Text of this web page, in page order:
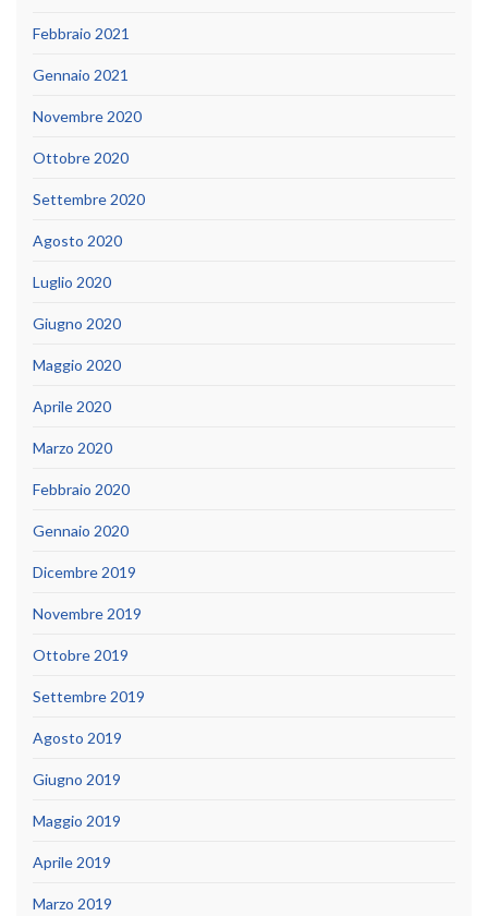
Febbraio 2021
Gennaio 2021
Novembre 2020
Ottobre 2020
Settembre 2020
Agosto 2020
Luglio 2020
Giugno 2020
Maggio 2020
Aprile 2020
Marzo 2020
Febbraio 2020
Gennaio 2020
Dicembre 2019
Novembre 2019
Ottobre 2019
Settembre 2019
Agosto 2019
Giugno 2019
Maggio 2019
Aprile 2019
Marzo 2019